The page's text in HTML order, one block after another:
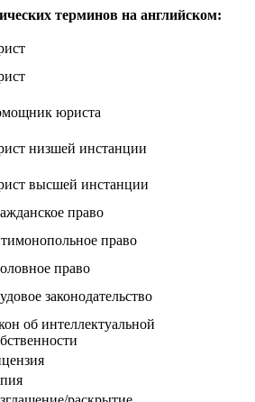
терминов на английском:
юриста
низшей инстанции
высшей инстанции
право
право
право
законодательство
об интеллектуальной